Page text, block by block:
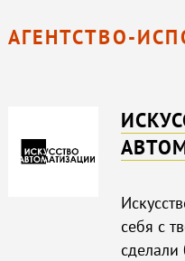
АГЕНТСТВО-
себя с
сделали